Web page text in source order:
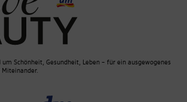
um Schönheit, Gesundheit, Leben – für ein ausgewogenes